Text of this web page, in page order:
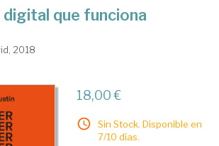
que funciona
2018
18,00 €
Sin Stock. Disponible en
7/10 días.